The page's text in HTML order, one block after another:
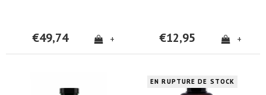
€49,74 + €12,95 +
EN RUPTURE DE STOCK